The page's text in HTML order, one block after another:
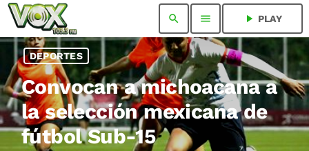
search menu play_arrow PLAY
DEPORTES
Convocan a michoacana a
la selección mexicana de
fútbol Sub-15